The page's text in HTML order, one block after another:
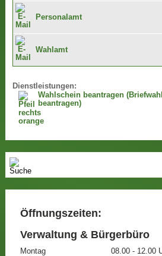
Personalamt
Wahlamt
Dienstleistungen:
Wahlschein beantragen
beantragen)
Öffnungszeiten:
Verwaltung & Bürgerbüro
Montag
08.00 - 12.00